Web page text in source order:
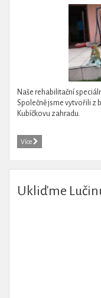
Naše rehabilitační
Společně jsme vytvořili z
Kubíčkovu zahradu.
Více
Ukliďme